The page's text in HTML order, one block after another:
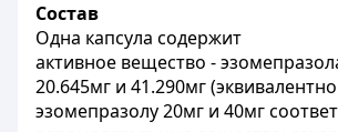
Состав
Одна капсула содержит
активное вещество -
20.645мг и 41.290мг (эквивалентно
эзомепразолу 20мг и 40мг